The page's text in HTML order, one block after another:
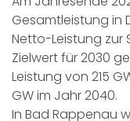
Gesamtleistung in
Netto-Leistung zur
Zielwert für 2030
Leistung von 215
GW im Jahr 2040.
In Bad Rappenau